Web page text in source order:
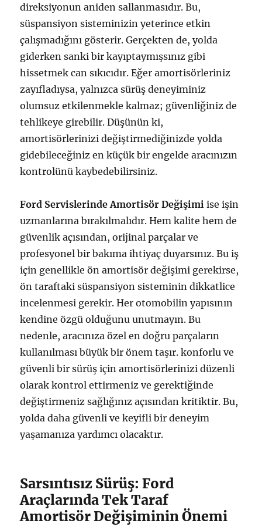
direksiyonun aniden sallanmasıdır. Bu,
süspansiyon sisteminizin yeterince etkin
çalışmadığını gösterir. Gerçekten de, yolda
giderken sanki bir kayıptaymışsınız gibi
hissetmek can sıkıcıdır. Eğer amortisörleriniz
zayıfladıysa, yalnızca sürüş deneyiminiz
olumsuz etkilenmekle kalmaz; güvenliğiniz de
tehlikeye girebilir. Düşünün ki,
amortisörlerinizi değiştirmediğinizde yolda
gidebileceğiniz en küçük bir engelde aracınızın
kontrolünü kaybedebilirsiniz.
Ford Servislerinde Amortisör Değişimi ise işin
uzmanlarına bırakılmalıdır. Hem kalite hem de
güvenlik açısından, orijinal parçalar ve
profesyonel bir bakıma ihtiyaç duyarsınız. Bu iş
için genellikle ön amortisör değişimi gerekirse,
ön taraftaki süspansiyon sisteminin dikkatlice
incelenmesi gerekir. Her otomobilin yapısının
kendine özgü olduğunu unutmayın. Bu
nedenle, aracınıza özel en doğru parçaların
kullanılması büyük bir önem taşır. konforlu ve
güvenli bir sürüş için amortisörlerinizi düzenli
olarak kontrol ettirmeniz ve gerektiğinde
değiştirmeniz sağlığınız açısından kritiktir. Bu,
yolda daha güvenli ve keyifli bir deneyim
yaşamanıza yardımcı olacaktır.
Sarsıntısız Sürüş: Ford
Araçlarında Tek Taraf
Amortisör Değişiminin Önemi